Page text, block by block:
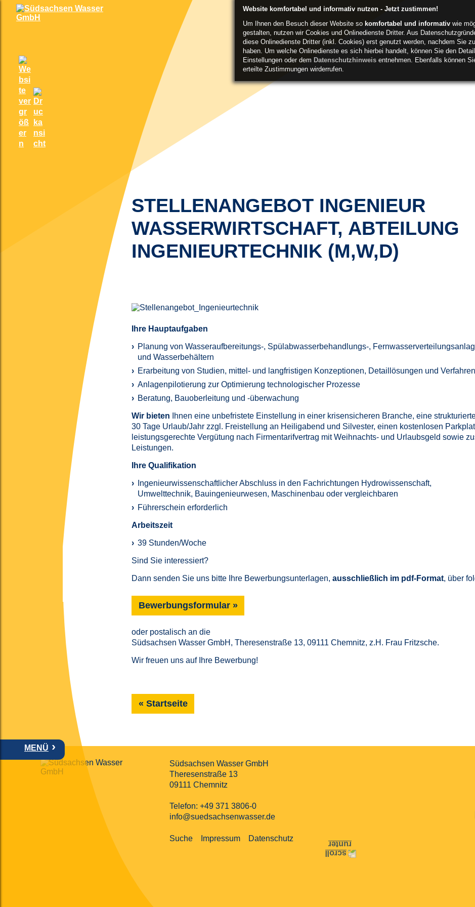
MENÜ
Website komfortabel und informativ nutzen - Jetzt zustimmen!
Um Ihnen den Besuch dieser Website so komfortabel und informativ wie
gestalten, nutzen wir Cookies und Onlinedienste Dritter. Aus
diese Onlinedienste Dritter (inkl. Cookies) erst genutzt werden, nachdem Sie
haben. Um welche Onlinedienste es sich hierbei handelt, können Sie den
Einstellungen oder dem Datenschutzhinweis entnehmen. Ebenfalls können
erteilte Zustimmungen wirderrufen.
STELLENANGEBOT INGENIEUR
WASSERWIRTSCHAFT, ABTEILUNG
INGENIEURTECHNIK (M,W,D)
Ihre Hauptaufgaben
Planung von Wasseraufbereitungs-, Spülabwasserbehandlungs-,
und Wasserbehältern
Erarbeitung von Studien, mittel- und langfristigen Konzeptionen, Detaillösungen und
Anlagenpilotierung zur Optimierung technologischer Prozesse
Beratung, Bauoberleitung und -überwachung
Wir bieten Ihnen eine unbefristete Einstellung in einer krisensicheren Branche, eine
30 Tage Urlaub/Jahr zzgl. Freistellung an Heiligabend und Silvester, einen kostenlosen
leistungsgerechte Vergütung nach Firmentarifvertrag mit Weihnachts- und Urlaubsgeld sowie
Leistungen.
Ihre Qualifikation
Ingenieurwissenschaftlicher Abschluss in den Fachrichtungen Hydrowissenschaft,
Umwelttechnik, Bauingenieurwesen, Maschinenbau oder vergleichbaren
Führerschein erforderlich
Arbeitszeit
39 Stunden/Woche
Sind Sie interessiert?
Dann senden Sie uns bitte Ihre Bewerbungsunterlagen, ausschließlich im pdf-Format, über
Bewerbungsformular
oder postalisch an die
Südsachsen Wasser GmbH, Theresenstraße 13, 09111 Chemnitz, z.H. Frau Fritzsche.
Wir freuen uns auf Ihre Bewerbung!
Startseite
Südsachsen Wasser GmbH
Theresenstraße 13
09111 Chemnitz
Telefon:+49 371 3806-0
info@suedsachsenwasser.de
Suche Impressum Datenschutz